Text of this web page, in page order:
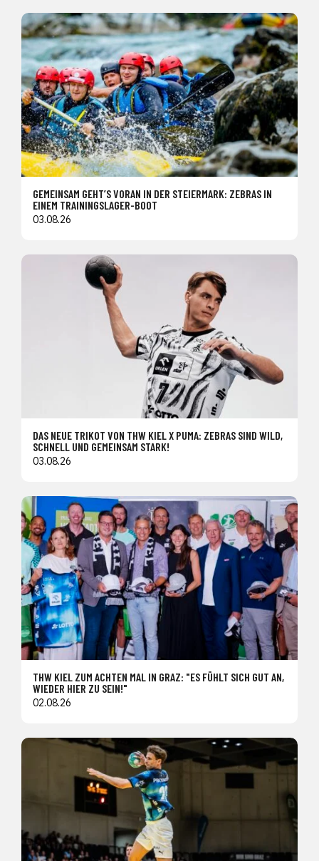
GEMEINSAM GEHT’S VORAN IN DER STEIERMARK: ZEBRAS IN
EINEM TRAININGSLAGER-BOOT
03.08.26
DAS NEUE TRIKOT VON THW KIEL X PUMA: ZEBRAS SIND WILD,
SCHNELL UND GEMEINSAM STARK!
03.08.26
THW KIEL ZUM ACHTEN MAL IN GRAZ: "ES FÜHLT SICH GUT AN,
WIEDER HIER ZU SEIN!"
02.08.26